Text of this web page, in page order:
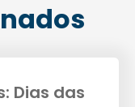
Dias das